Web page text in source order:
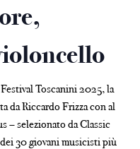
Toscanini 2025, la
da Riccardo Frizza con al
– selezionato da Classic
30 giovani musicisti più